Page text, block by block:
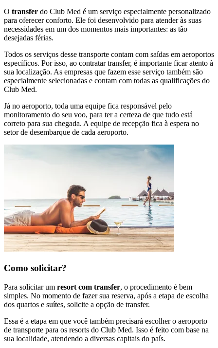
O transfer do Club Med é um serviço especialmente personalizado
para oferecer conforto. Ele foi desenvolvido para atender às suas
necessidades em um dos momentos mais importantes: as tão
desejadas férias.
Todos os serviços desse transporte contam com saídas em aeroportos
específicos. Por isso, ao contratar transfer, é importante ficar atento à
sua localização. As empresas que fazem esse serviço também são
especialmente selecionadas e contam com todas as qualificações do
Club Med.
Já no aeroporto, toda uma equipe fica responsável pelo
monitoramento do seu voo, para ter a certeza de que tudo está
correto para sua chegada. A equipe de recepção fica à espera no
setor de desembarque de cada aeroporto.
Como solicitar?
Para solicitar um resort com transfer, o procedimento é bem
simples. No momento de fazer sua reserva, após a etapa de escolha
dos quartos e suítes, solicite a opção de transfer.
Essa é a etapa em que você também precisará escolher o aeroporto
de transporte para os resorts do Club Med. Isso é feito com base na
sua localidade, atendendo a diversas capitais do país.